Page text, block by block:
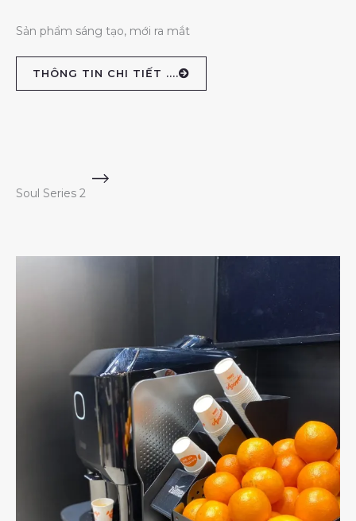
Sản phẩm sáng tạo, mới ra mắt
THÔNG TIN CHI TIẾT ....
Soul Series 2